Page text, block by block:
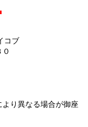
コブ
り異なる場合が御座